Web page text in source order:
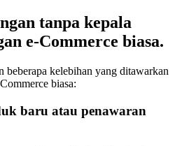
tanpa kepala
e-Commerce biasa.
beberapa kelebihan yang ditawarkan
biasa:
baru atau penawaran